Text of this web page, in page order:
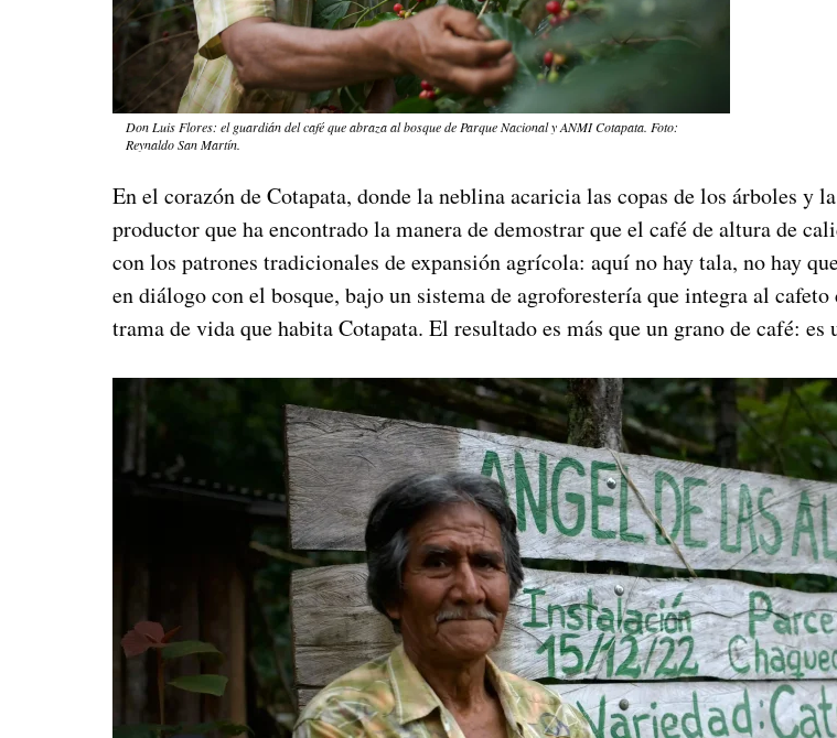
Don Luis Flores: el guardián del café que abraza al bosque de Parque Nacional y ANMI Cotapata. Foto:
Reynaldo San Martín.
En el corazón de Cotapata, donde la neblina acaricia las copas de los árboles
productor que ha encontrado la manera de demostrar que el café de altura de
con los patrones tradicionales de expansión agrícola: aquí no hay tala, no hay
en diálogo con el bosque, bajo un sistema de agroforestería que integra al
trama de vida que habita Cotapata. El resultado es más que un grano de café: